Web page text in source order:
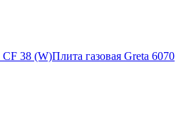
CF 38 (W)Плита газовая Greta 6070